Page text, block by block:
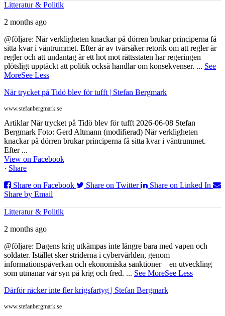
Litteratur & Politik
2 months ago
@följare: När verkligheten knackar på dörren brukar principerna få
sitta kvar i väntrummet. Efter år av tvärsäker retorik om att regler är
regler och att undantag är ett hot mot rättsstaten har regeringen
plötsligt upptäckt att politik också handlar om konsekvenser. ... See
MoreSee Less
När trycket på Tidö blev för tufft | Stefan Bergmark
www.stefanbergmark.se
Artiklar När trycket på Tidö blev för tufft 2026-06-08 Stefan
Bergmark Foto: Gerd Altmann (modifierad) När verkligheten
knackar på dörren brukar principerna få sitta kvar i väntrummet.
Efter ...
View on Facebook
· Share
Share on Facebook
Share on Twitter
Share on Linked In
Share by Email
Litteratur & Politik
2 months ago
@följare: Dagens krig utkämpas inte längre bara med vapen och
soldater. Istället sker striderna i cybervärlden, genom
informationspåverkan och ekonomiska sanktioner – en utveckling
som utmanar vår syn på krig och fred. ... See MoreSee Less
Därför räcker inte fler krigsfartyg | Stefan Bergmark
www.stefanbergmark.se